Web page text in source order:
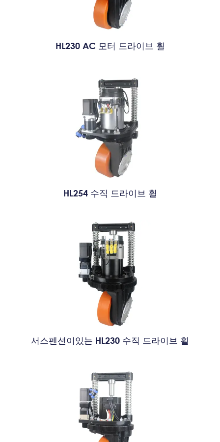
HL230 AC 모터 드라이브 휠
HL254 수직 드라이브 휠
서스펜션이있는 HL230 수직 드라이브 휠